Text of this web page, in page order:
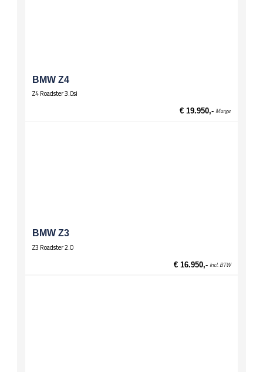
Onderstel
Stuurbekrachtiging, snelheidsafhankelijk
BMW Z4
Z4 Roadster 3.0si
€ 19.950,- Marge
BMW Z3
Z3 Roadster 2.0
€ 16.950,- Incl. BTW